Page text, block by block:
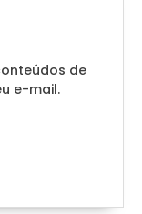
de
e-mail.